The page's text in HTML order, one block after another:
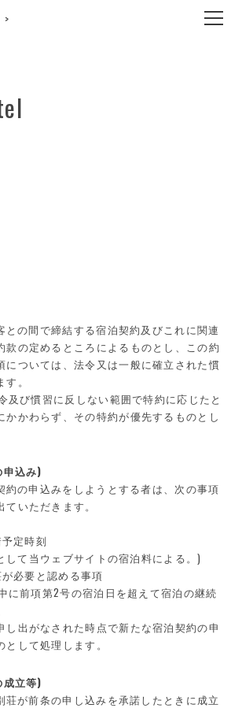
>
との間で締結する宿泊契約及びこれに関連
款の定めるところによるものとし、この約
については、法令又は一般に確立された慣
。
及び慣習に反しない範囲で特約に応じたと
かかわらず、その特約が優先するものとし
込み)
約の申込みをしようとする者は、次の事項
いただきます。
定時刻
して当ウェブサイトの宿泊料による。)
必要と認める事項
に前項第2号の宿泊日を超えて宿泊の継続
し出がなされた時点で新たな宿泊契約の申
して処理します。
立等)
荘が前条の申し込みを承諾したときに成立